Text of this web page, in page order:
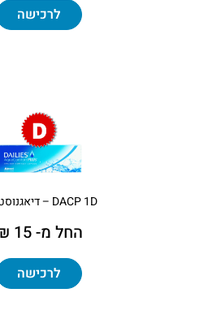
לרכישה
DACP 1D – דיאגנוסטיקה
החל מ- 15 ₪
לרכישה